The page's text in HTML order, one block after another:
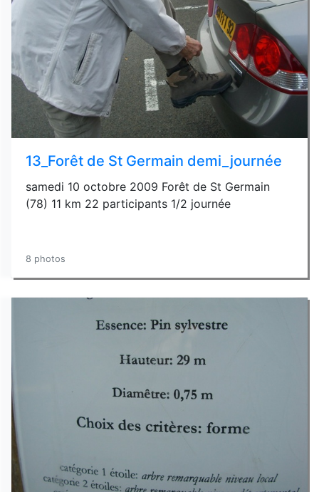
13_Forêt de St Germain demi_journée
samedi 10 octobre 2009 Forêt de St Germain
(78) 11 km 22 participants 1/2 journée
8 photos